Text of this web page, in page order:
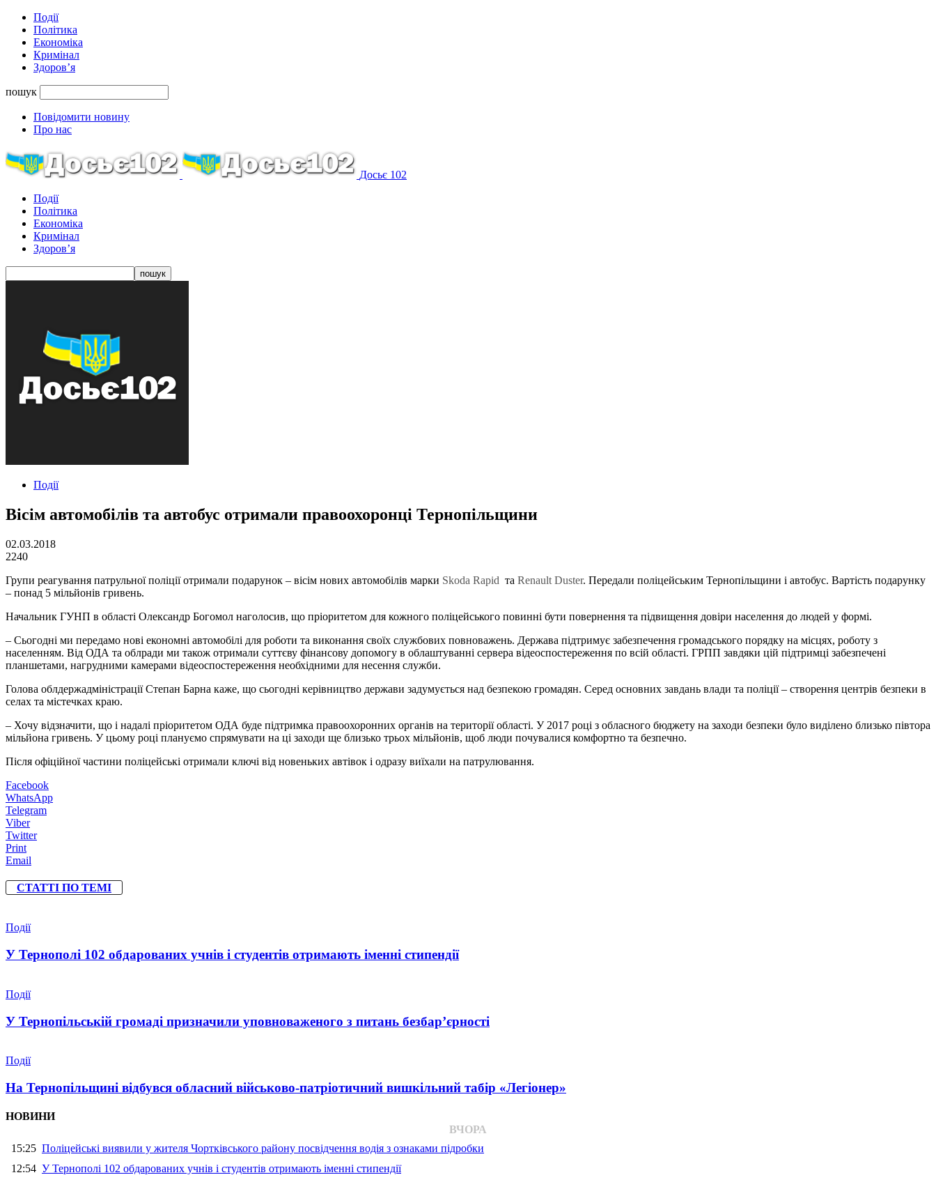
Події
Політика
Економіка
Кримінал
Здоров’я
пошук
Повідомити новину
Про нас
Досьє 102
Події
Політика
Економіка
Кримінал
Здоров’я
Події
Вісім автомобілів та автобус отримали правоохоронці Тернопільщини
02.03.2018
2240
Групи реагування патрульної поліції отримали подарунок – вісім нових автомобілів марки Skoda Rapid та Renault Duster. Передали поліцейським Тернопільщини і автобус. Вартість подарунку
– понад 5 мільйонів гривень.
Начальник ГУНП в області Олександр Богомол наголосив, що пріоритетом для кожного поліцейського повинні бути повернення та підвищення довіри населення до людей у формі.
– Сьогодні ми передамо нові економні автомобілі для роботи та виконання своїх службових повноважень. Держава підтримує забезпечення громадського порядку на місцях, роботу з
населенням. Від ОДА та облради ми також отримали суттєву фінансову допомогу в облаштуванні сервера відеоспостереження по всій області. ГРПП завдяки цій підтримці забезпечені
планшетами, нагрудними камерами відеоспостереження необхідними для несення служби.
Голова облдержадміністрації Степан Барна каже, що сьогодні керівництво держави задумується над безпекою громадян. Серед основних завдань влади та поліції – створення центрів безпеки в
селах та містечках краю.
– Хочу відзначити, що і надалі пріоритетом ОДА буде підтримка правоохоронних органів на території області. У 2017 році з обласного бюджету на заходи безпеки було виділено близько півтора
мільйона гривень. У цьому році плануємо спрямувати на ці заходи ще близько трьох мільйонів, щоб люди почувалися комфортно та безпечно.
Після офіційної частини поліцейські отримали ключі від новеньких автівок і одразу виїхали на патрулювання.
Facebook
WhatsApp
Telegram
Viber
Twitter
Print
Email
СТАТТІ ПО ТЕМІ
Події
У Тернополі 102 обдарованих учнів і студентів отримають іменні стипендії
Події
У Тернопільській громаді призначили уповноваженого з питань безбар’єрності
Події
На Тернопільщині відбувся обласний військово-патріотичний вишкільний табір «Легіонер»
НОВИНИ
ВЧОРА
15:25 Поліцейські виявили у жителя Чортківського району посвідчення водія з ознаками підробки
12:54 У Тернополі 102 обдарованих учнів і студентів отримають іменні стипендії